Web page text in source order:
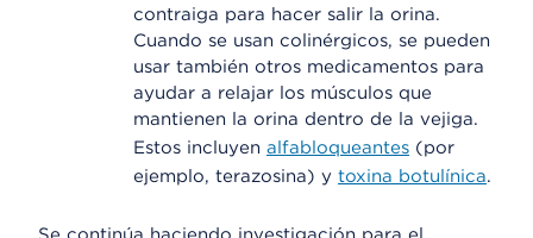
contraiga para hacer salir la orina.
Cuando se usan colinérgicos, se pueden
usar también otros medicamentos para
ayudar a relajar los músculos que
mantienen la orina dentro de la vejiga.
Estos incluyen alfabloqueantes (por
ejemplo, terazosina) y toxina botulínica.